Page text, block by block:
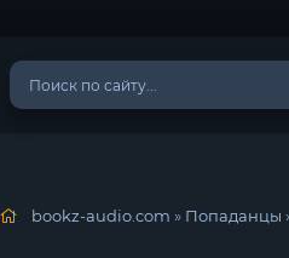
bookz-audio.com » Попаданцы